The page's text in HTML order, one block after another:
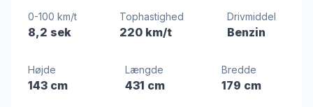
0-100 km/t
8,2 sek
Tophastighed
220 km/t
Drivmiddel
Benzin
Højde
143 cm
Længde
431 cm
Bredde
179 cm